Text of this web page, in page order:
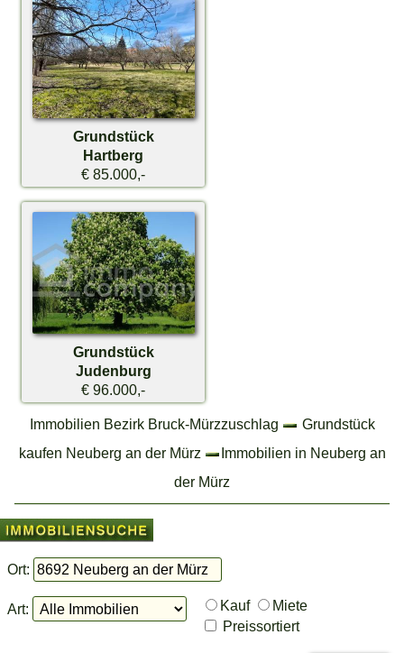
Grundstück
Hartberg
€ 85.000,-
Grundstück
Judenburg
€ 96.000,-
Immobilien Bezirk Bruck-Mürzzuschlag
Grundstück
kaufen Neuberg an der Mürz
Immobilien in Neuberg an
der Mürz
Ort:
Art: Kauf
Miete
Preissortiert